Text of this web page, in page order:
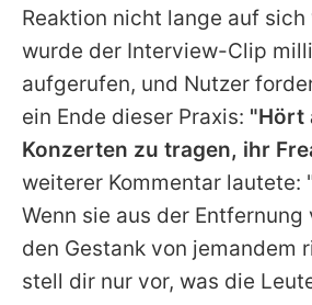
Reaktion nicht lange auf
wurde der Interview-Clip
aufgerufen, und Nutzer
ein Ende dieser Praxis: "Hört
Konzerten zu tragen, ihr
weiterer Kommentar lautete:
Wenn sie aus der Entfernung
den Gestank von jemandem
stell dir nur vor, was die